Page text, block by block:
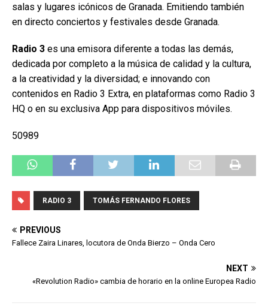
salas y lugares icónicos de Granada. Emitiendo también
en directo conciertos y festivales desde Granada.
Radio 3 es una emisora diferente a todas las demás,
dedicada por completo a la música de calidad y la cultura,
a la creatividad y la diversidad; e innovando con
contenidos en Radio 3 Extra, en plataformas como Radio 3
HQ o en su exclusiva App para dispositivos móviles.
50989
RADIO 3 TOMÁS FERNANDO FLORES
PREVIOUS
Fallece Zaira Linares, locutora de Onda Bierzo – Onda Cero
NEXT
«Revolution Radio» cambia de horario en la online Europea Radio